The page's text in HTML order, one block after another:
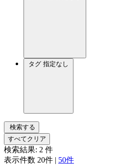
タグ 指定なし
検索する
すべてクリア
検索結果: 2 件
表示件数 20件 | 50件